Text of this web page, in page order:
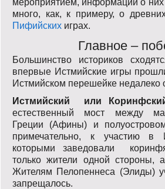
мероприятием, информации о них
много, как, к примеру, о
Пифийских играх.
Главное –
Большинство историков
впервые Истмийские игры
Истмийском перешейке недалеко
Истмийский или
естественный мост между
Греции (Афины) и
примечательно, к участию в
которыми заведовали
только жители одной стороны,
Жителям Пелопеннеса (Элиды)
запрещалось.